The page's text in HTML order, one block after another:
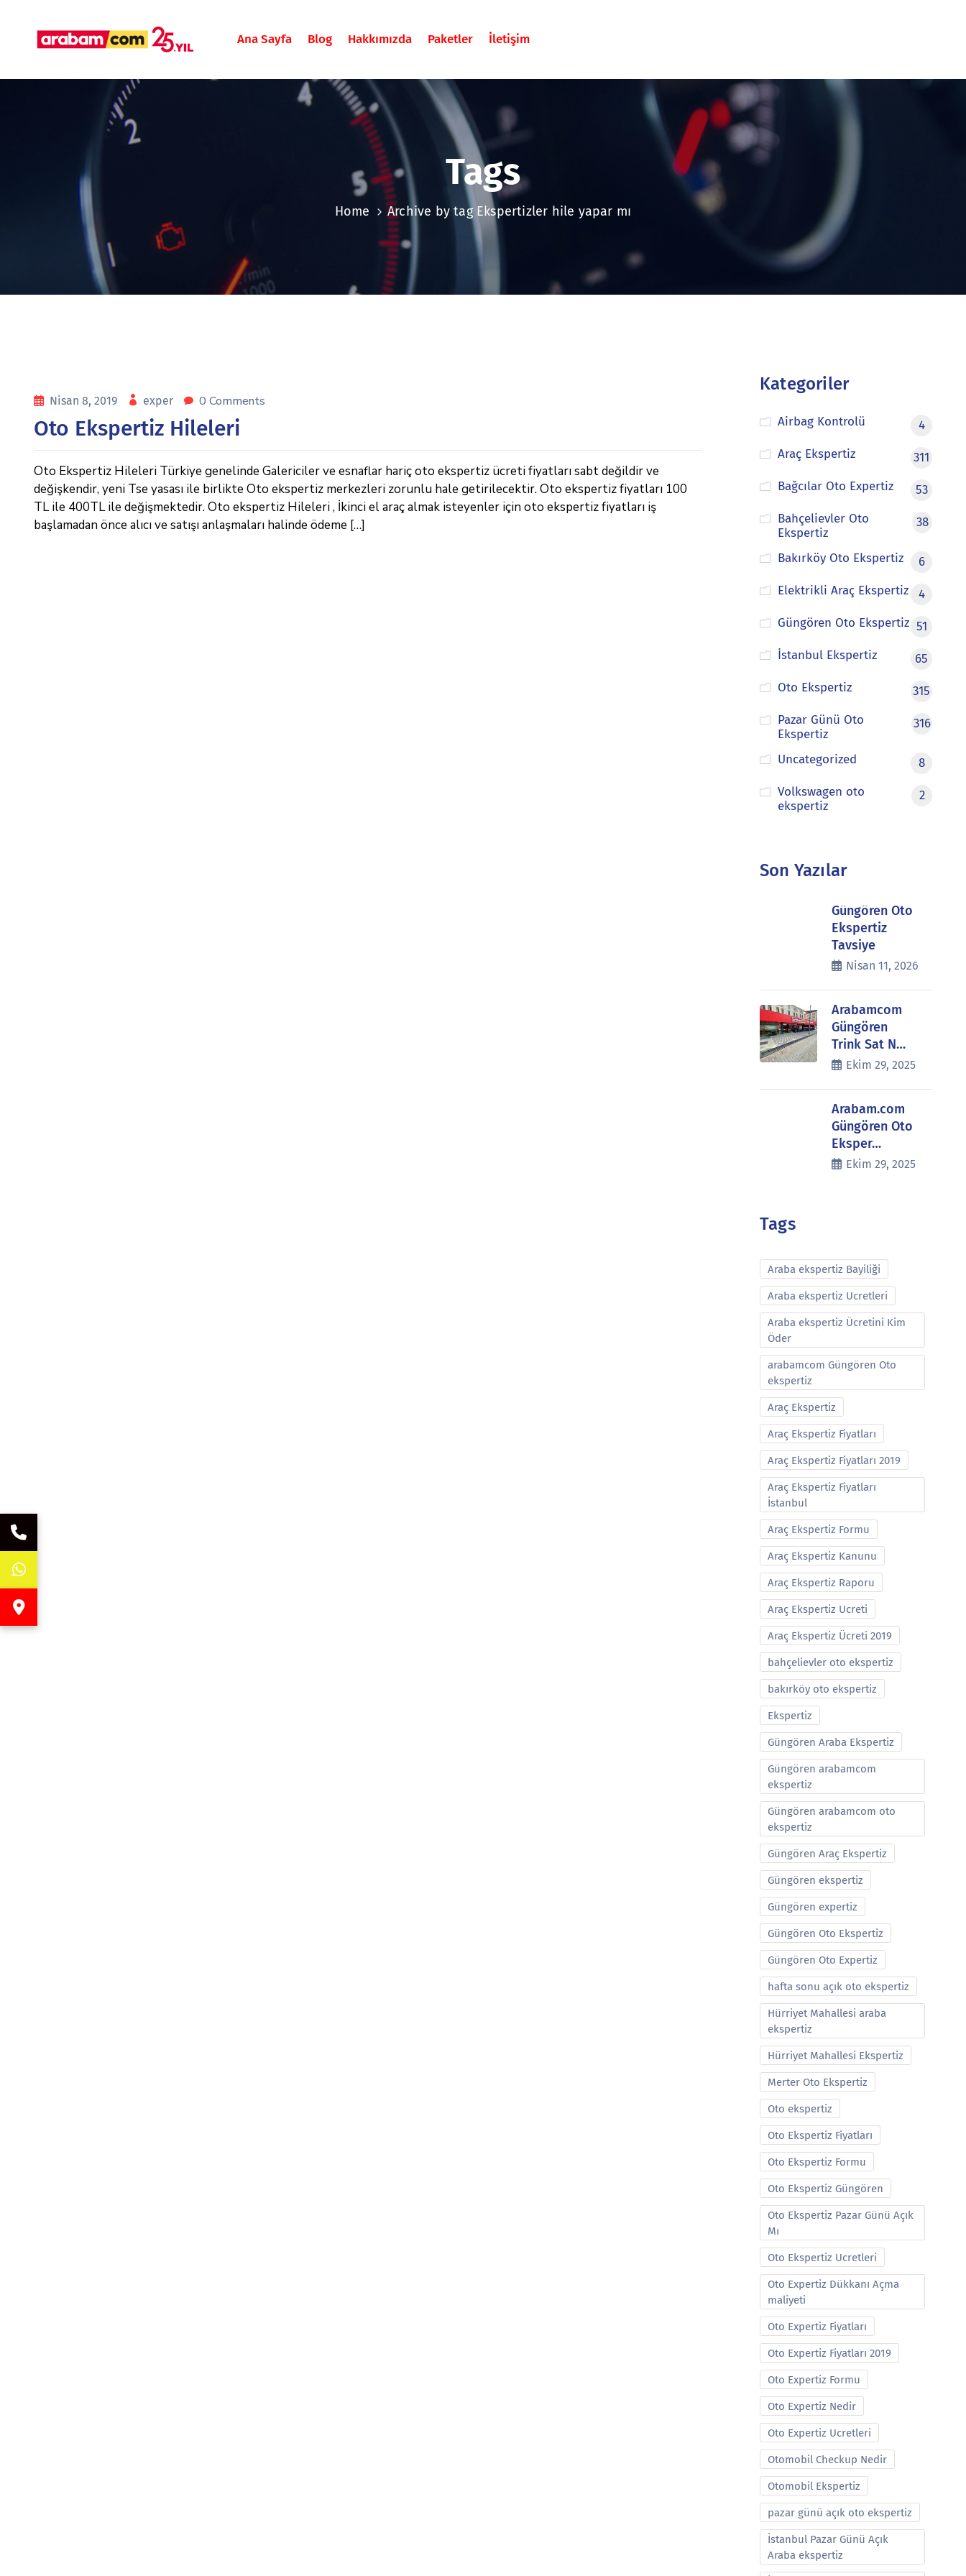
Ana Sayfa Blog Hakkımızda Paketler İletişim
Tags
Home Archive by tag Ekspertizler hile yapar mı
Nisan 8, 2019 exper 0 Comments
Oto Ekspertiz Hileleri
Oto Ekspertiz Hileleri Türkiye genelinde Galericiler ve esnaflar hariç oto ekspertiz ücreti fiyatları sabt değildir ve
değişkendir, yeni Tse yasası ile birlikte Oto ekspertiz merkezleri zorunlu hale getirilecektir. Oto ekspertiz fiyatları 100
TL ile 400TL ile değişmektedir. Oto ekspertiz Hileleri , İkinci el araç almak isteyenler için oto ekspertiz fiyatları iş
başlamadan önce alıcı ve satışı anlaşmaları halinde ödeme […]
Kategoriler
Airbag Kontrolü
4
Araç Ekspertiz
311
Bağcılar Oto Expertiz
53
Bahçelievler Oto
Ekspertiz
38
Bakırköy Oto Ekspertiz
6
Elektrikli Araç Ekspertiz
4
Güngören Oto Ekspertiz 51
İstanbul Ekspertiz
65
Oto Ekspertiz
315
Pazar Günü Oto
Ekspertiz
316
Uncategorized
8
Volkswagen oto
ekspertiz
2
Son Yazılar
Güngören Oto
Ekspertiz
Tavsiye
Nisan 11, 2026
Arabamcom
Güngören
Trink Sat N…
Ekim 29, 2025
Arabam.com
Güngören Oto
Eksper…
Ekim 29, 2025
Tags
Araba ekspertiz Bayiliği
Araba ekspertiz Ucretleri
Araba ekspertiz Ücretini Kim
Öder
arabamcom Güngören Oto
ekspertiz
Araç Ekspertiz
Araç Ekspertiz Fiyatları
Araç Ekspertiz Fiyatları 2019
Araç Ekspertiz Fiyatları
İstanbul
Araç Ekspertiz Formu
Araç Ekspertiz Kanunu
Araç Ekspertiz Raporu
Araç Ekspertiz Ucreti
Araç Ekspertiz Ücreti 2019
bahçelievler oto ekspertiz
bakırköy oto ekspertiz
Ekspertiz
Güngören Araba Ekspertiz
Güngören arabamcom
ekspertiz
Güngören arabamcom oto
ekspertiz
Güngören Araç Ekspertiz
Güngören ekspertiz
Güngören expertiz
Güngören Oto Ekspertiz
Güngören Oto Expertiz
hafta sonu açık oto ekspertiz
Hürriyet Mahallesi araba
ekspertiz
Hürriyet Mahallesi Ekspertiz
Merter Oto Ekspertiz
Oto ekspertiz
Oto Ekspertiz Fiyatları
Oto Ekspertiz Formu
Oto Ekspertiz Güngören
Oto Ekspertiz Pazar Günü Açık
Mı
Oto Ekspertiz Ucretleri
Oto Expertiz Dükkanı Açma
maliyeti
Oto Expertiz Fiyatları
Oto Expertiz Fiyatları 2019
Oto Expertiz Formu
Oto Expertiz Nedir
Oto Expertiz Ucretleri
Otomobil Checkup Nedir
Otomobil Ekspertiz
pazar günü açık oto ekspertiz
İstanbul Pazar Günü Açık
Araba ekspertiz